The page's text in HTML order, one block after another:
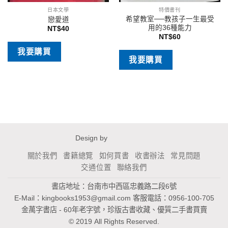
日本文學
戀愛道
NT$40
我要購買
特價書刊
希望教室──教孩子一生最受
用的36種能力
NT$60
我要購買
Design by
關於我們 書籍總覽 如何買書 收書辦法
常見問題
交通位置
聯絡我們
書店地址：台南市中西區忠義路二段6號
E-Mail： kingbooks1953@gmail.com 客服電話：0956-100-705
金萬字書店 - 60年老字號，珍版古書收藏、優質二手書買賣
© 2019 All Rights Reserved.